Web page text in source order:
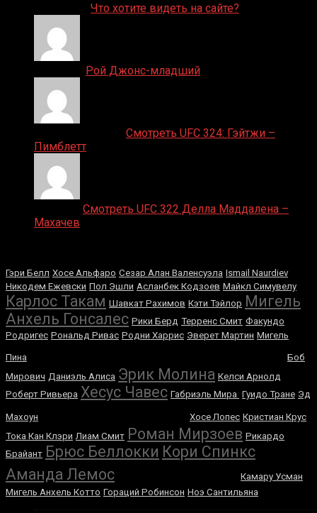
Что хотите видеть на сайте?
Рой Джонс-младший
Смотреть UFC 324: Гэйтжи –
Пимблетт
Смотреть UFC 322 Делла Маддалена –
Махачев
Гэри Белл Хосе Альфаро Сезар Алан Валенсуэла Ismail Naurdiev
Никодем Ежевски Пол Эшли Асланбек Кодзоев Майкл Симувелу
Карлос Такам Шавкат Рахимов Кэти Тэйлор Мигель
Анхель Гонсалес Рики Берд Терренс Смит Факундо
Родригес Рональд Ривас Родни Харрис Эверет Мартин Мигель
Пина
Боб
Мирович Даниэль Алиса Эрик Молина Келси Арнолд
Роберт Ривьера Хесус Чавес Габриэль Мира Гуидо Тране Эд
Махоун Хосе Лопес Кристиан Крус
Тока Кан Клэри Лиам Смит Роман Мирзоев Рикардо
Брайант Брюс Беллокки Кори Спинкс
Аманда Лемос
Камару Усман
Мигель Анхель Котто Гораций Робинсон Ноэ Сантильяна